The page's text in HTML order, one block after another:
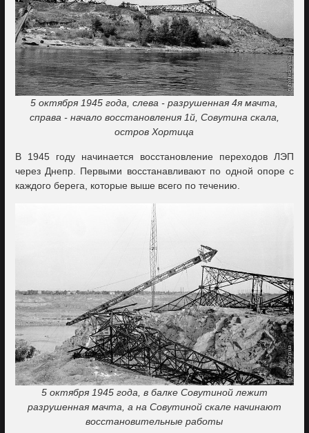
5 октября 1945 года, слева - разрушенная 4я мачта,
справа - начало восстановления 1й, Совутина скала,
остров Хортица
В 1945 году начинается восстановление переходов ЛЭП
через Днепр. Первыми восстанавливают по одной опоре с
каждого берега, которые выше всего по течению.
5 октября 1945 года, в балке Совутиной лежит
разрушенная мачта, а на Совутиной скале начинают
восстановительные работы